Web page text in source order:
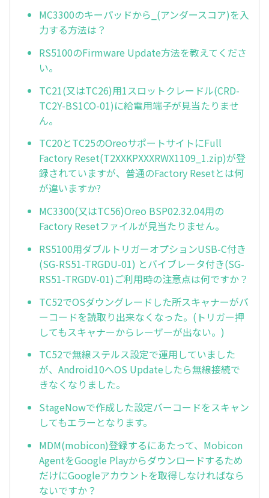
MC3300のキーパッドから_(アンダースコア)を入
力する方法は？
RS5100のFirmware Update方法を教えてくださ
い。
TC21(又はTC26)用1スロットクレードル(CRD-
TC2Y-BS1CO-01)に給電用端子が見当たりませ
ん。
TC20とTC25のOreoサポートサイトにFull
Factory Reset(T2XXKPXXXRWX1109_1.zip)が登
録されていますが、普通のFactory Resetとは何
が違いますか?
MC3300(又はTC56)Oreo BSP02.32.04用の
Factory Resetファイルが見当たりません。
RS5100用ダブルトリガーオプションUSB-C付き
(SG-RS51-TRGDU-01) とバイブレータ付き(SG-
RS51-TRGDV-01)ご利用時の注意点は何ですか？
TC52でOSダウングレードした所スキャナーがバ
ーコードを読取り出来なくなった。(トリガー押
してもスキャナーからレーザーが出ない。)
TC52で無線ステルス設定で運用していました
が、Android10へOS Updateしたら無線接続で
きなくなりました。
StageNowで作成した設定バーコードをスキャン
してもエラーとなります。
MDM(mobicon)登録するにあたって、Mobicon
AgentをGoogle Playからダウンロードするため
だけにGoogleアカウントを取得しなければなら
ないですか？